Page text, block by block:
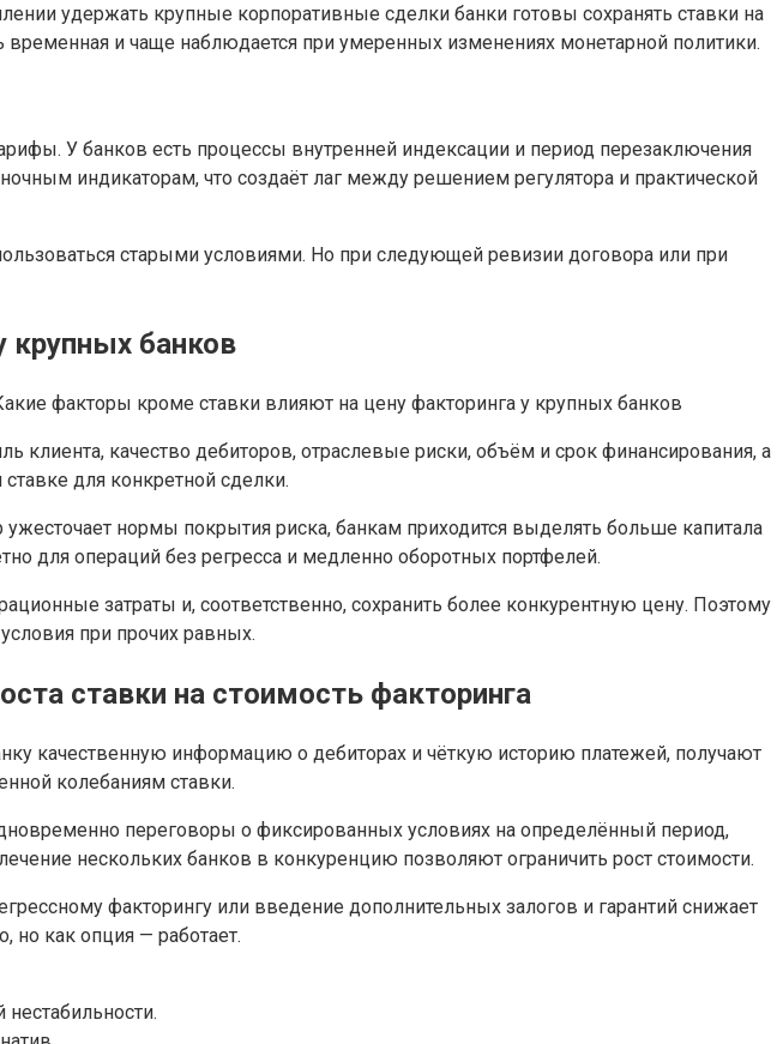
удержать крупные корпоративные сделки банки готовы сохранять ставки на
и чаще наблюдается при умеренных изменениях монетарной политики.
У банков есть процессы внутренней индексации и период перезаключения
индикаторам, что создаёт лаг между решением регулятора и практической
старыми условиями. Но при следующей ревизии договора или при
крупных банков
качество дебиторов, отраслевые риски, объём и срок финансирования, а
для конкретной сделки.
нормы покрытия риска, банкам приходится выделять больше капитала
для операций без регресса и медленно оборотных портфелей.
затраты и, соответственно, сохранить более конкурентную цену. Поэтому
при прочих равных.
ставки на стоимость факторинга
качественную информацию о дебиторах и чёткую историю платежей, получают
колебаниям ставки.
переговоры о фиксированных условиях на определённый период,
нескольких банков в конкуренцию позволяют ограничить рост стоимости.
факторингу или введение дополнительных залогов и гарантий снижает
но как опция — работает.